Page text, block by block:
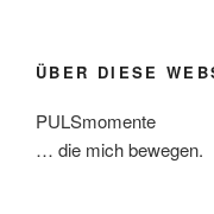
ÜBER DIESE
PULSmomente
… die mich bewegen.